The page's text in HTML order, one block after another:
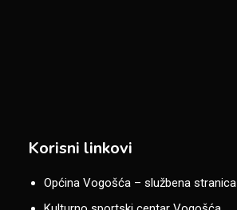
Korisni linkovi
Općina Vogošća – službena stranica